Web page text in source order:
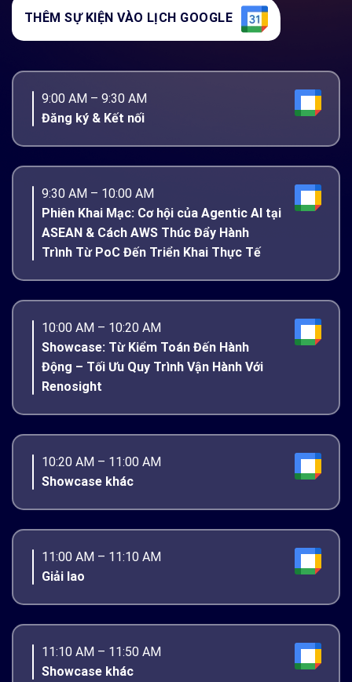
THÊM SỰ KIỆN VÀO LỊCH GOOGLE
9:00 AM – 9:30 AM
Đăng ký & Kết nối
9:30 AM – 10:00 AM
Phiên Khai Mạc: Cơ hội của Agentic AI tại
ASEAN & Cách AWS Thúc Đẩy Hành
Trình Từ PoC Đến Triển Khai Thực Tế
10:00 AM – 10:20 AM
Showcase: Từ Kiểm Toán Đến Hành
Động – Tối Ưu Quy Trình Vận Hành Với
Renosight
10:20 AM – 11:00 AM
Showcase khác
11:00 AM – 11:10 AM
Giải lao
11:10 AM – 11:50 AM
Showcase khác